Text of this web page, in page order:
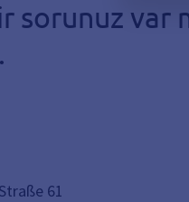
sorunuz var
61